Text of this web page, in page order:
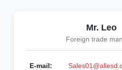
Mr. Leo
Foreign trade
E-mail: